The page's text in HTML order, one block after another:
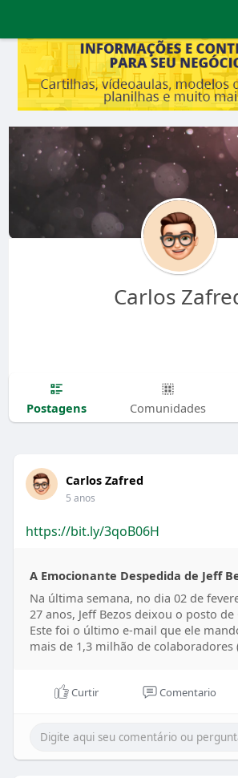
Carlos
Postagens Comunidades
Carlos Zafred
5 anos
https://bit.ly/3qoB06H
A Emocionante Despedida de Jeff
Na última semana, no dia 02 de
27 anos, Jeff Bezos deixou o posto de
Este foi o último e-mail que ele
mais de 1,3 milhão de colaboradores
Curtir Comentario